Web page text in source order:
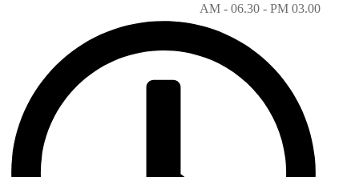
03.00 AM - 06.30 - PM